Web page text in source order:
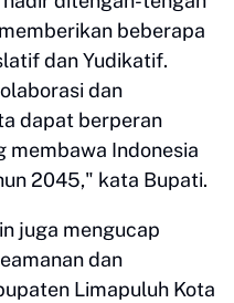
beberapa
dan Yudikatif.
dan
dapat berperan
membawa Indonesia
2045," kata Bupati.
juga mengucap
dan
Limapuluh Kota